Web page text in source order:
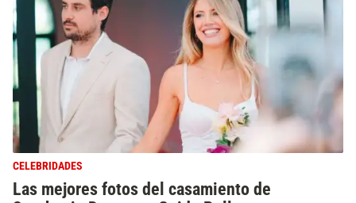
CELEBRIDADES
Las mejores fotos del casamiento de